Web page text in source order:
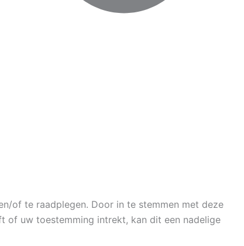
of te raadplegen. Door in te stemmen met deze
of uw toestemming intrekt, kan dit een nadelige